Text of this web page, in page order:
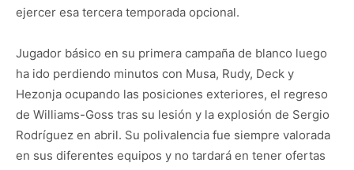
ejercer esa tercera temporada opcional.
Jugador básico en su primera campaña de blanco luego
ha ido perdiendo minutos con Musa, Rudy, Deck y
Hezonja ocupando las posiciones exteriores, el regreso
de Williams-Goss tras su lesión y la explosión de Sergio
Rodríguez en abril. Su polivalencia fue siempre valorada
en sus diferentes equipos y no tardará en tener ofertas